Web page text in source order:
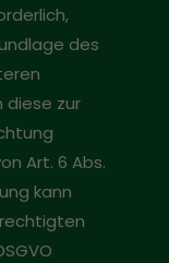
des
diese zur
Art. 6 Abs.
kann